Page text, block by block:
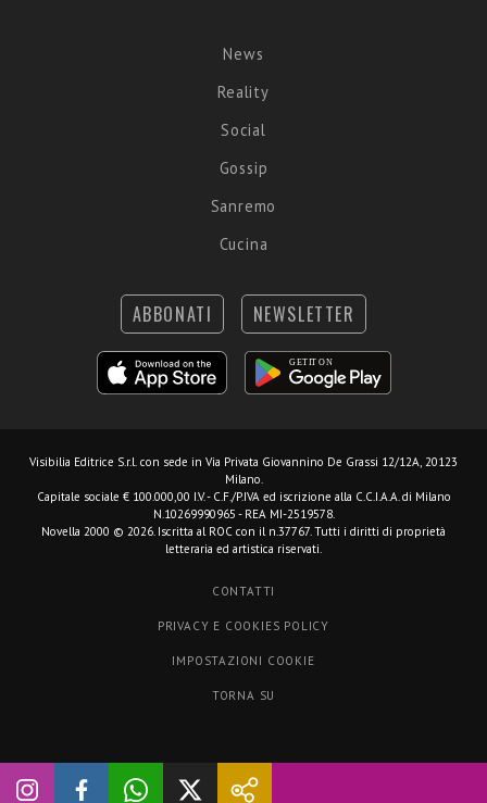
News
Reality
Social
Gossip
Sanremo
Cucina
ABBONATI NEWSLETTER
Visibilia Editrice S.r.l. con sede in Via Privata Giovannino De Grassi 12/12A, 20123
Milano.
Capitale sociale € 100.000,00 I.V. - C.F./P.IVA ed iscrizione alla C.C.I.A.A. di Milano
N.10269990965 - REA MI-2519578.
Novella 2000 © 2026. Iscritta al ROC con il n.37767. Tutti i diritti di proprietà
letteraria ed artistica riservati.
CONTATTI
PRIVACY E COOKIES POLICY
IMPOSTAZIONI COOKIE
TORNA SU